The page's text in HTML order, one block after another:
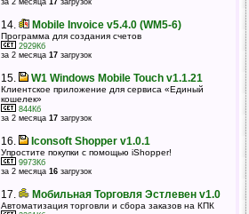
за 2 месяца 17 загрузок
14. Mobile Invoice v5.4.0 (WM5-6)
Программа для создания счетов
2929Кб
за 2 месяца 17 загрузок
15. W1 Windows Mobile Touch v1.1.21
Клиентское приложение для сервиса «Единый
кошелек»
844Кб
за 2 месяца 17 загрузок
16. Iconsoft Shopper v1.0.1
Упростите покупки с помощью iShopper!
9973Кб
за 2 месяца 16 загрузок
17. Мобильная Торговля Эстлевен v1.0
Автоматизация торговли и сбора заказов на КПК